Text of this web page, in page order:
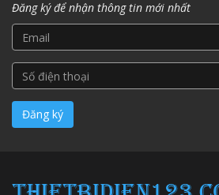
Đăng ký để nhận thông tin mới nhất